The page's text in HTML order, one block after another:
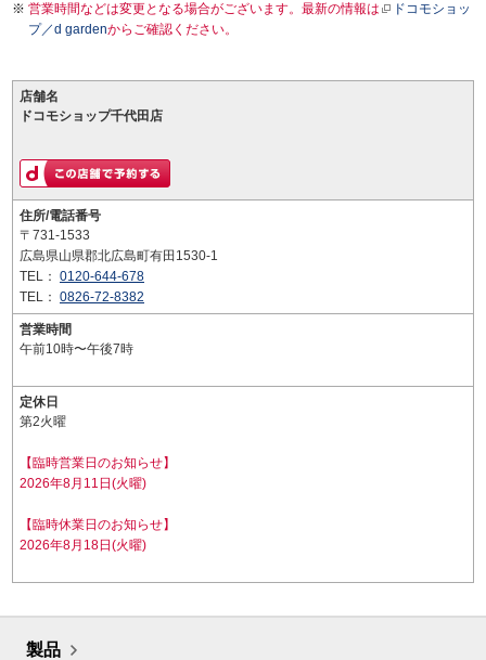
営業時間などは変更となる場合がございます。最新の情報は
ドコモショッ
プ／d gardenからご確認ください。
店舗名
ドコモショップ千代田店
住所/電話番号
〒731-1533
広島県山県郡北広島町有田1530-1
TEL： 0120-644-678
TEL： 0826-72-8382
営業時間
午前10時〜午後7時
定休日
第2火曜
【臨時営業日のお知らせ】
2026年8月11日(火曜)
【臨時休業日のお知らせ】
2026年8月18日(火曜)
製品